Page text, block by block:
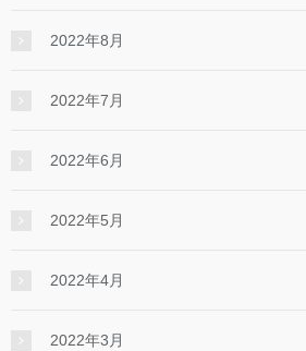
2022年8月
2022年7月
2022年6月
2022年5月
2022年4月
2022年3月